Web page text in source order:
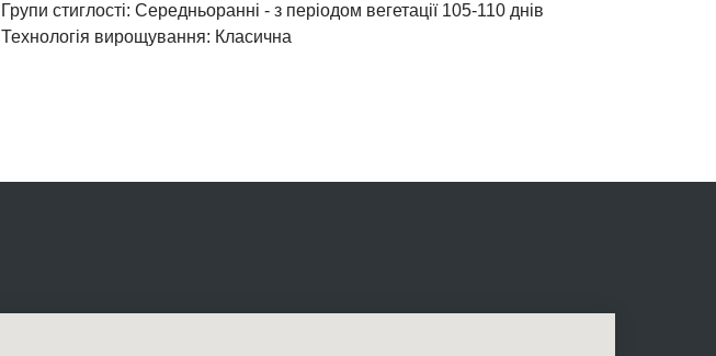
Групи стиглості: Середньоранні - з періодом вегетації 105-110 днів
Технологія вирощування: Класична